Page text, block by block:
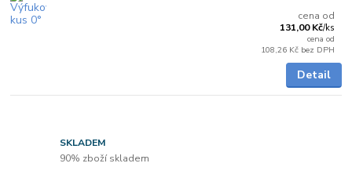
cena od
131,00 Kč/ks
cena od
108,26 Kč bez DPH
Detail
SKLADEM
90% zboží skladem